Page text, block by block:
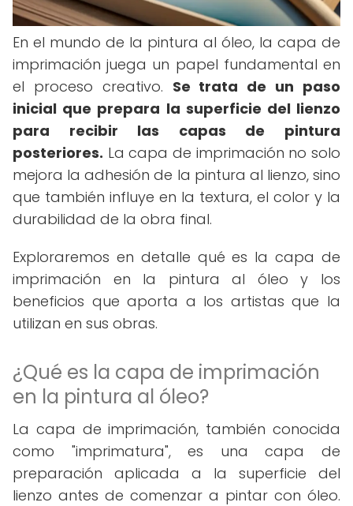
En el mundo de la pintura al óleo, la capa de
imprimación juega un papel fundamental en
el proceso creativo. Se trata de un paso
inicial que prepara la superficie del lienzo
para recibir las capas de pintura
posteriores. La capa de imprimación no solo
mejora la adhesión de la pintura al lienzo, sino
que también influye en la textura, el color y la
durabilidad de la obra final.
Exploraremos en detalle qué es la capa de
imprimación en la pintura al óleo y los
beneficios que aporta a los artistas que la
utilizan en sus obras.
¿Qué es la capa de imprimación
en la pintura al óleo?
La capa de imprimación, también conocida
como "imprimatura", es una capa de
preparación aplicada a la superficie del
lienzo antes de comenzar a pintar con óleo.